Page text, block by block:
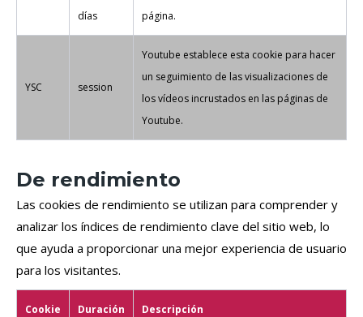
días
página.
YSC session
Youtube establece esta cookie para hacer
un seguimiento de las visualizaciones de
los vídeos incrustados en las páginas de
Youtube.
De rendimiento
Las cookies de rendimiento se utilizan para comprender y
analizar los índices de rendimiento clave del sitio web, lo
que ayuda a proporcionar una mejor experiencia de usuario
para los visitantes.
Cookie Duración Descripción